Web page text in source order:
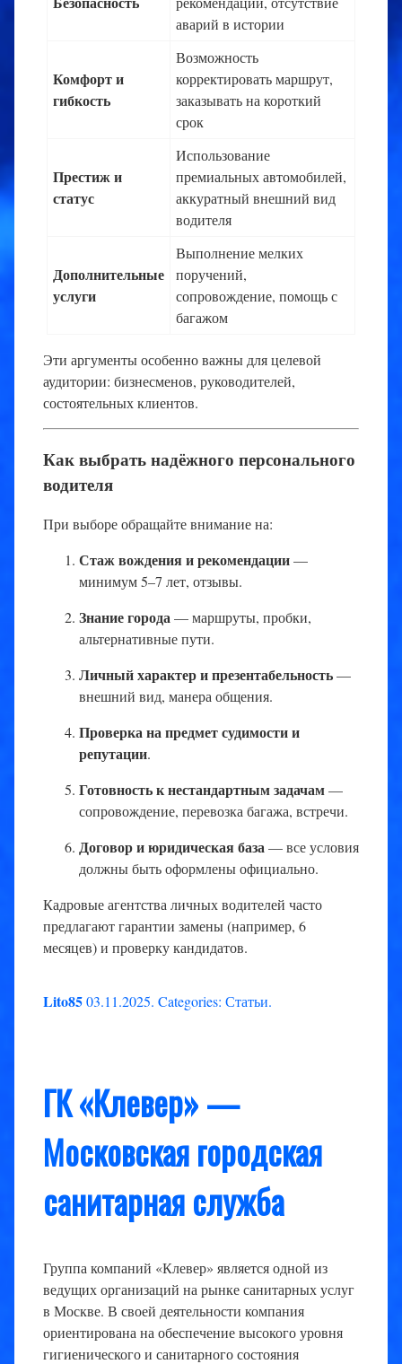
аварий в истории
Комфорт и
гибкость
Возможность
корректировать маршрут,
заказывать на короткий
срок
Престиж и
статус
Использование
премиальных автомобилей,
аккуратный внешний вид
водителя
Дополнительные
услуги
Выполнение мелких
поручений,
сопровождение, помощь с
багажом
Эти аргументы особенно важны для целевой
аудитории: бизнесменов, руководителей,
состоятельных клиентов.
Как выбрать надёжного персонального
водителя
При выборе обращайте внимание на:
Стаж вождения и рекомендации—
минимум 5–7 лет, отзывы.
Знание города— маршруты, пробки,
альтернативные пути.
Личный характер и презентабельность—
внешний вид, манера общения.
Проверка на предмет судимости и
репутации.
Готовность к нестандартным задачам—
сопровождение, перевозка багажа, встречи.
Договор и юридическая база— все условия
должны быть оформлены официально.
Кадровые агентства личных водителей часто
предлагают гарантии замены (например, 6
месяцев) и проверку кандидатов.
Lito8503.11.2025. Categories: Статьи.
ГК «Клевер» —
Московская городская
санитарная служба
Группа компаний «Клевер» является одной из
ведущих организаций на рынке санитарных услуг
в Москве. В своей деятельности компания
ориентирована на обеспечение высокого уровня
гигиенического и санитарного состояния